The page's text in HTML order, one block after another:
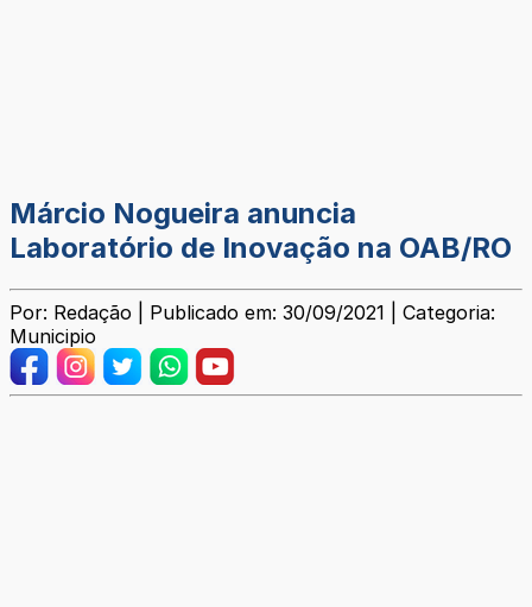
Márcio Nogueira anuncia
Laboratório de Inovação na OAB/RO
Por: Redação | Publicado em: 30/09/2021 | Categoria:
Municipio